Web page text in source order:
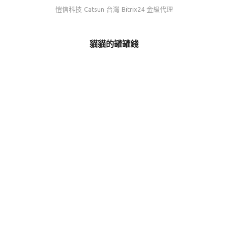
愷信科技 Catsun 台灣 Bitrix24 金級代理
貓貓的罐罐錢